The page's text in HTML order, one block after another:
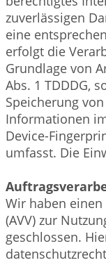
zuverlässigen
eine
erfolgt die
Grundlage von
Abs. 1 TDDDG,
Speicherung
Informationen
Device-
umfasst. Die
Wir haben
(AVV) zur
geschlossen.